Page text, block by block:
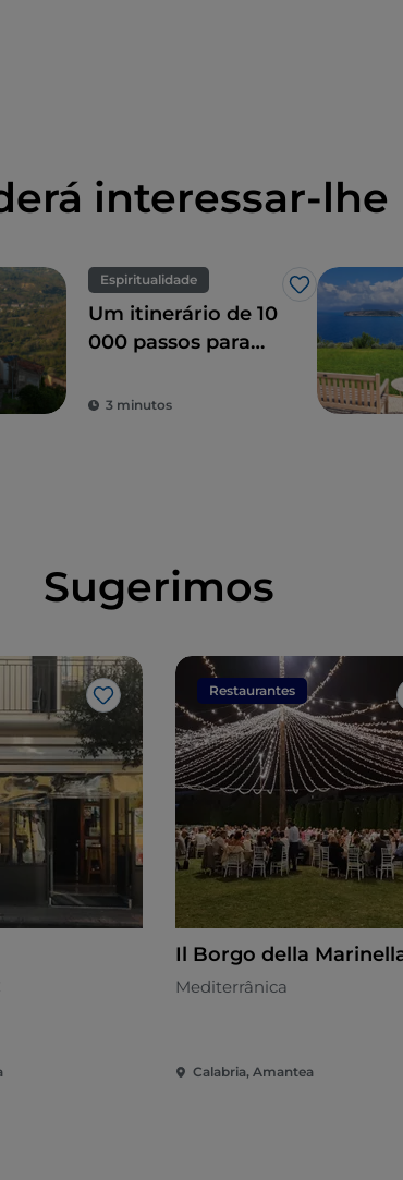
interessar-lhe
Espiritualidade
Gosto
Um itinerário de 10
000 passos para
Sagrado de Laino
3 minutos
Sugerimos
Gosto
Restaurantes
Il Borgo della
Mediterrânica
Calabria, Amantea